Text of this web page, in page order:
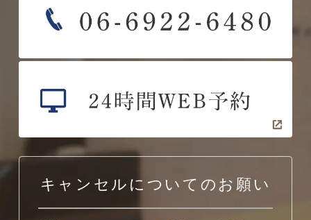
キャンセルについてのお願い